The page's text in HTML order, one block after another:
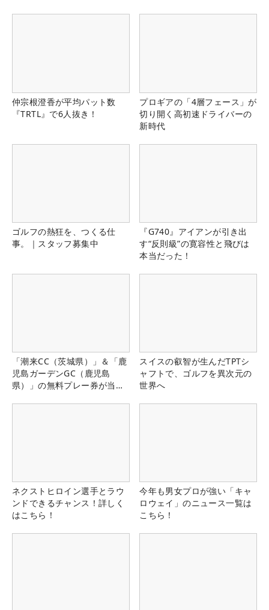
仲宗根澄香が平均パット数
『TRTL』で6人抜き！
プロギアの「4層フェース」が
切り開く高初速ドライバーの
新時代
ゴルフの熱狂を、つくる仕
事。｜スタッフ募集中
『G740』アイアンが引き出
す“反則級”の寛容性と飛びは
本当だった！
「潮来CC（茨城県）」＆「鹿
児島ガーデンGC（鹿児島
県）」の無料プレー券が当た
スイスの叡智が生んだTPTシ
ャフトで、ゴルフを異次元の
世界へ
ネクストヒロイン選手とラウ
ンドできるチャンス！詳しく
はこちら！
今年も男女プロが強い「キャ
ロウェイ」のニュース一覧は
こちら！